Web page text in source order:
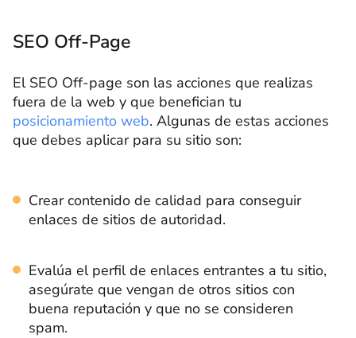
SEO Off-Page
El SEO Off-page son las acciones que realizas
fuera de la web y que benefician tu
posicionamiento web. Algunas de estas acciones
que debes aplicar para su sitio son:
Crear contenido de calidad para conseguir
enlaces de sitios de autoridad.
Evalúa el perfil de enlaces entrantes a tu sitio,
asegúrate que vengan de otros sitios con
buena reputación y que no se consideren
spam.